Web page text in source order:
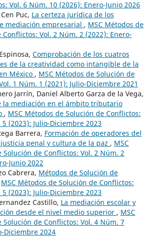
Vol. 6 Núm. 10 (2026): Enero-Junio 2026
Puc, La certeza jurídica de los
mediación empresarial , MSC Métodos de
Conflictos: Vol. 2 Núm. 2 (2022): Enero-
Comprobación de los cuatros
de la creatividad como intangible de la
México , MSC Métodos de Solución de
1 Núm. 1 (2021): Julio-Diciembre 2021
Jarrín, Daniel Alberto Garza de la Vega,
la mediación en el ámbito tributario
, MSC Métodos de Solución de Conflictos:
(2023): Julio-Diciembre 2023
Barrera, Formación de operadores del
penal y cultura de la paz , MSC
Solución de Conflictos: Vol. 2 Núm. 2
Junio 2022
Cabrera, Métodos de Solución de
MSC Métodos de Solución de Conflictos:
(2023): Julio-Diciembre 2023
Castillo, La mediación escolar y
desde el nivel medio superior , MSC
Solución de Conflictos: Vol. 4 Núm. 7
Diciembre 2024